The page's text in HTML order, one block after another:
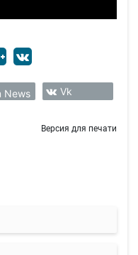
News Vk
Версия для печати